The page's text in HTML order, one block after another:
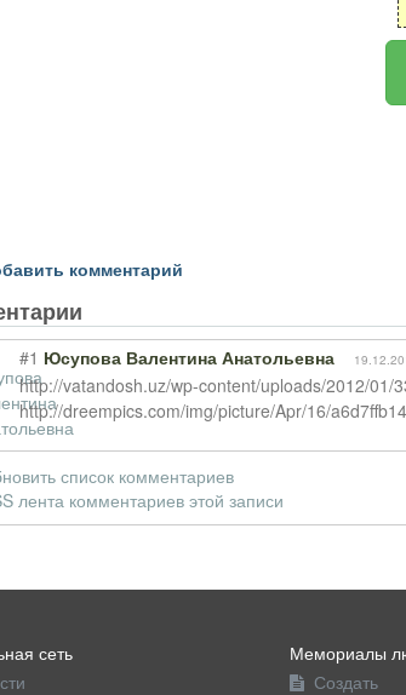
комментарий
#1 Юсупова Валентина Анатольевна
http://vatandosh.uz/wp-content/uploads/2012/01/
http://dreempics.com/img/picture/Apr/16/
список комментариев
лента комментариев этой записи
сеть
Мемориалы
Создать